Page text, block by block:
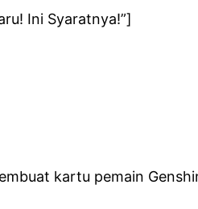
Ini Syaratnya!”]
kartu pemain